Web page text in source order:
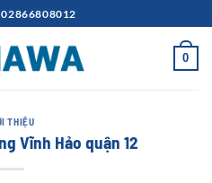
0
THIỆU
Vĩnh Hảo quận 12